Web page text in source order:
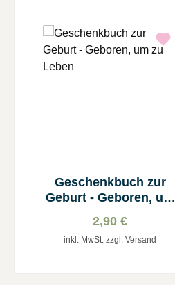
Geschenkbuch zur
Geburt - Geboren, um
2,90 €
inkl. MwSt. zzgl. Versand